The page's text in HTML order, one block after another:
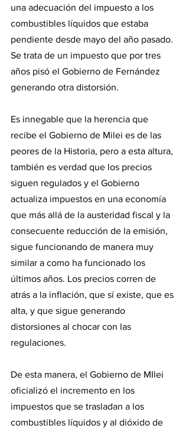
una adecuación del impuesto a los
combustibles líquidos que estaba
pendiente desde mayo del año pasado.
Se trata de un impuesto que por tres
años pisó el Gobierno de Fernández
generando otra distorsión.
Es innegable que la herencia que
recibe el Gobierno de Milei es de las
peores de la Historia, pero a esta altura,
también es verdad que los precios
siguen regulados y el Gobierno
actualiza impuestos en una economía
que más allá de la austeridad fiscal y la
consecuente reducción de la emisión,
sigue funcionando de manera muy
similar a como ha funcionado los
últimos años. Los precios corren de
atrás a la inflación, que sí existe, que es
alta, y que sigue generando
distorsiones al chocar con las
regulaciones.
De esta manera, el Gobierno de MIlei
oficializó el incremento en los
impuestos que se trasladan a los
combustibles líquidos y al dióxido de